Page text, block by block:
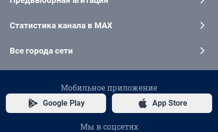
Статистика канала в MAX
Все города сети
Мобильное приложение
Google Play App Store
Мы в соцсетях